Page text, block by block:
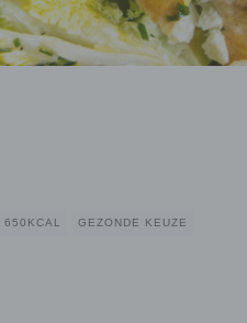
650KCAL GEZONDE KEUZE